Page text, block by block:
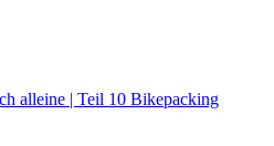
alleine | Teil 10 Bikepacking